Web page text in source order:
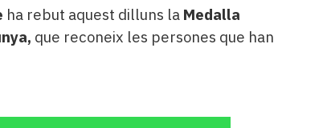
ha rebut aquest dilluns la Medalla
que reconeix les persones que han